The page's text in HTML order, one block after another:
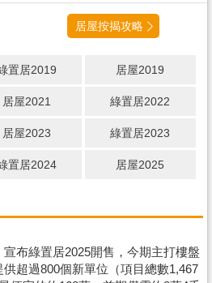
居屋按揭攻略
置居2019 居屋2019
居屋2021 綠置居2022
居屋2023 綠置居2023
置居2024 居屋2025
布綠置居2025開售，今期主打樓盤
超過800個新單位（項目總數1,467